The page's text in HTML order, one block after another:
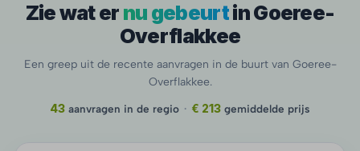
Zie wat er nu gebeurtin Goeree-
Overflakkee
Een greep uit de recente aanvragen in de buurt van Goeree-
Overflakkee.
43 aanvragen in de regio · € 213 gemiddelde prijs